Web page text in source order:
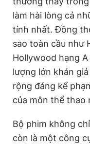
làm hài lòng cả
tính nhất. Đồng
sao toàn cầu như
Hollywood hạng
lượng lớn khán
rộng đáng kể
của môn thể thao
Bộ phim không
còn là một công